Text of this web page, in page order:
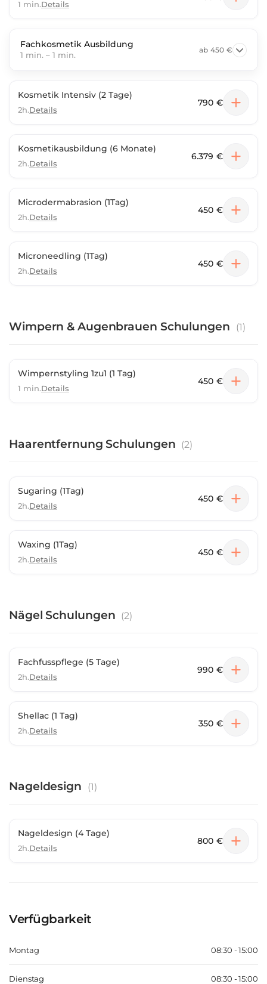
1 min.Details
Fachkosmetik Ausbildung
1 min. – 1 min.
ab 450 €
Kosmetik Intensiv (2 Tage)
2h.Details
790 €
Kosmetikausbildung (6 Monate)
2h.Details
6.379 €
Microdermabrasion (1Tag)
2h.Details
450 €
Microneedling (1Tag)
2h.Details
450 €
Wimpern & Augenbrauen Schulungen (1)
Wimpernstyling 1zu1 (1 Tag)
1 min.Details
450 €
Haarentfernung Schulungen (2)
Sugaring (1Tag)
2h.Details
450 €
Waxing (1Tag)
2h.Details
450 €
Nägel Schulungen (2)
Fachfusspflege (5 Tage)
2h.Details
990 €
Shellac (1 Tag)
2h.Details
350 €
Nageldesign (1)
Nageldesign (4 Tage)
2h.Details
800 €
Verfügbarkeit
Montag 08:30 - 15:00
Dienstag 08:30 - 15:00